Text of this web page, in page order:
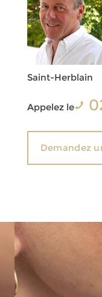
Saint-Herblain
Appelez le
Demandez